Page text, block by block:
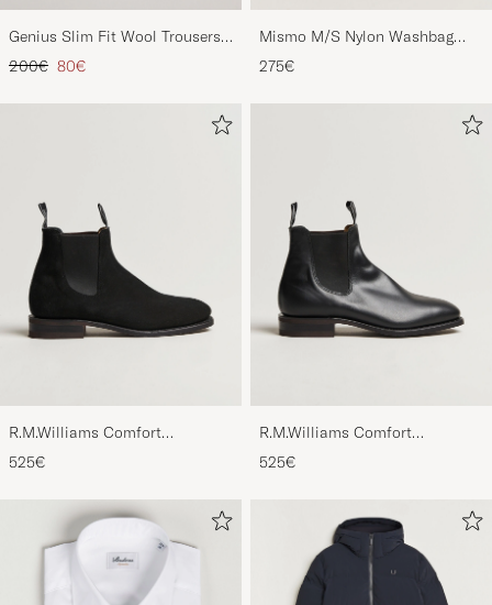
Genius Slim Fit Wool Trousers
Black
Tavallinen hinta
200€ Alennettu hinta
80€
Mismo M/S Nylon Washbag
Navy/Dark Brown
275€
R.M.Williams Comfort
Craftsman G Boot Black Suede
525€
R.M.Williams Comfort
Craftsman G Boot Yearling
Black
525€